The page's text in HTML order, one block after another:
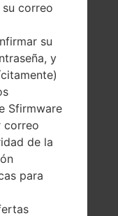
correo
su
y
Sfirmware
correo
de la
para